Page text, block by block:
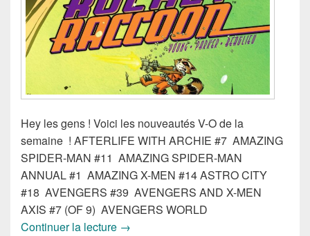
Hey les gens ! Voici les nouveautés V-O de la
semaine ! AFTERLIFE WITH ARCHIE #7 AMAZING
SPIDER-MAN #11 AMAZING SPIDER-MAN
ANNUAL #1 AMAZING X-MEN #14 ASTRO CITY
#18 AVENGERS #39 AVENGERS AND X-MEN
AXIS #7 (OF 9) AVENGERS WORLD
Continuer la lecture Sortie des comics VO du 10
→